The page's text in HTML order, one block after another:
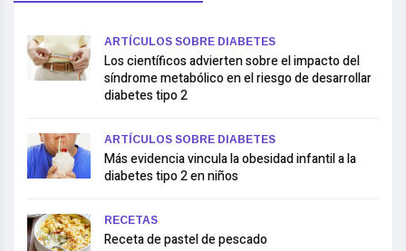
ARTÍCULOS SOBRE DIABETES
Los científicos advierten sobre el impacto del
síndrome metabólico en el riesgo de desarrollar
diabetes tipo 2
ARTÍCULOS SOBRE DIABETES
Más evidencia vincula la obesidad infantil a la
diabetes tipo 2 en niños
RECETAS
Receta de pastel de pescado